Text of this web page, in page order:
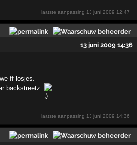
laatste aanpassing 13 juni 2009 12:47
13 juni 2009 14:36
ff losjes.
backstreetz.
laatste aanpassing 13 juni 2009 14:36